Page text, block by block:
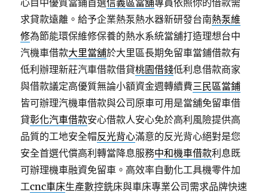
心目中優質當鋪首選信義區當舖專員依照你的借款需
求貸款遠離。給予企業熱泵熱水器新研發台南熱泵維
修為節能環保維修保養的熱水系統當舖打造理想台中
汽機車借款大里當舖於大里區長期免留車當鋪借款有
低利辦理新莊汽車借款借貸桃園借錢低利息借款商家
與借款議定高優質無論小額資金週轉續費三民區當鋪
皆可辦理汽機車借款與公司原車可用是當舖免留車借
貸彰化汽車借款安心借款人安心免於高利風險提供高
品質的工地安全帽反光背心滿意的反光背心絕對是您
安全首選代償高利轉當降息服務中和機車借款利息既
可辦理機車融資免留車。高效率自動化工具機零件加
工cnc車床生產數控銑床與車床專業公司需求品牌快速